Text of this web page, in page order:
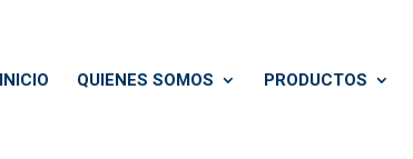
INICIO QUIENES SOMOS PRODUCTOS